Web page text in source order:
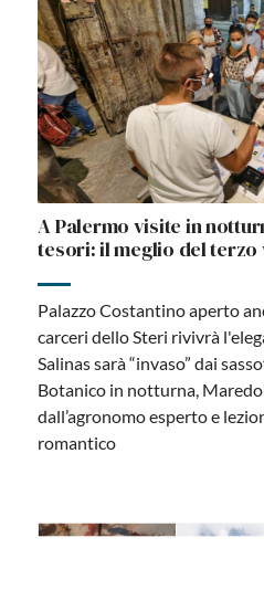
A Palermo visite in
tesori: il meglio del terzo
Palazzo Costantino aperto
carceri dello Steri rivivrà
Salinas sarà “invaso” dai
Botanico in notturna,
dall’agronomo esperto e
romantico